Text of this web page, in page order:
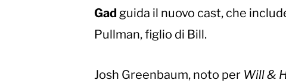
Gad guida il nuovo cast, che
Pullman, figlio di Bill.
Josh Greenbaum, noto per Will &